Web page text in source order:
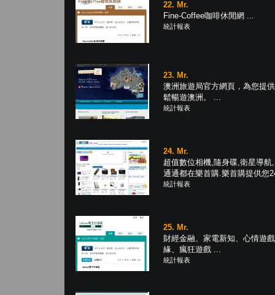
22. Mr.
Fine-Coffee咖啡休閒網 ...
統計報表
23. Mr.
澳洲旅遊局官方網頁，為您提
鬆暢遊澳洲。 ...
統計報表
24. Mr.
超值數位相機,隨身碟,衛星導
通通都在樂首購.樂首購提供您
統計報表
25. Mr.
財經金融、家電新知、心情遊
緣、瘋狂遊戲 ...
統計報表